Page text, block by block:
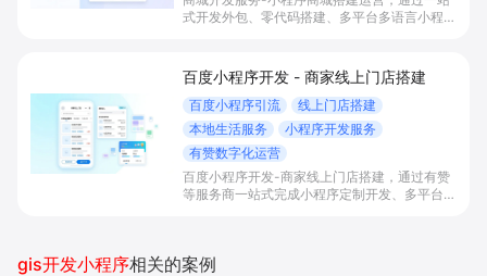
式开发外包、零代码搭建、多平台多语言小程序
实现低成本获客、提升复购与业绩增长。
百度小程序开发 - 商家线上门店搭建
百度小程序引流
线上门店搭建
本地生活服务
小程序开发服务
有赞数字化运营
百度小程序开发-商家线上门店搭建，通过有赞
等服务商一站式完成小程序定制开发、多平台联
gis开发小程序相关的案例